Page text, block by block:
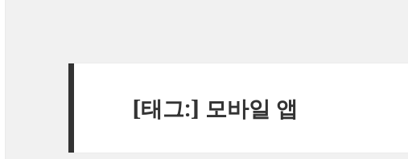
[태그:] 모바일 앱